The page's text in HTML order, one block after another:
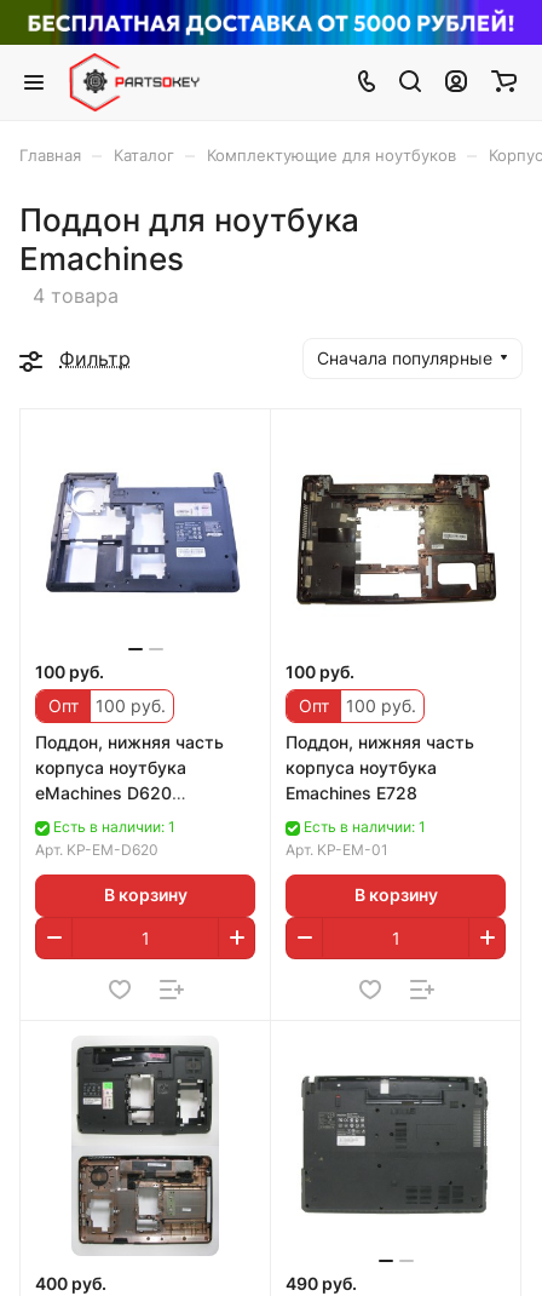
Главная Каталог Комплектующие для ноутбуков
Поддон для ноутбука
Emachines
4 товара
Фильтр Сначала популярные
100 руб.
Опт
100 руб.
Поддон, нижняя часть
корпуса ноутбука
eMachines D620
(39.4BC02.001)
Есть в наличии: 1
Арт. KP-EM-D620
В корзину
100 руб.
Опт
100 руб.
Поддон, нижняя часть
корпуса ноутбука
Emachines E728
Есть в наличии: 1
Арт. KP-EM-01
В корзину
400 руб.
490 руб.